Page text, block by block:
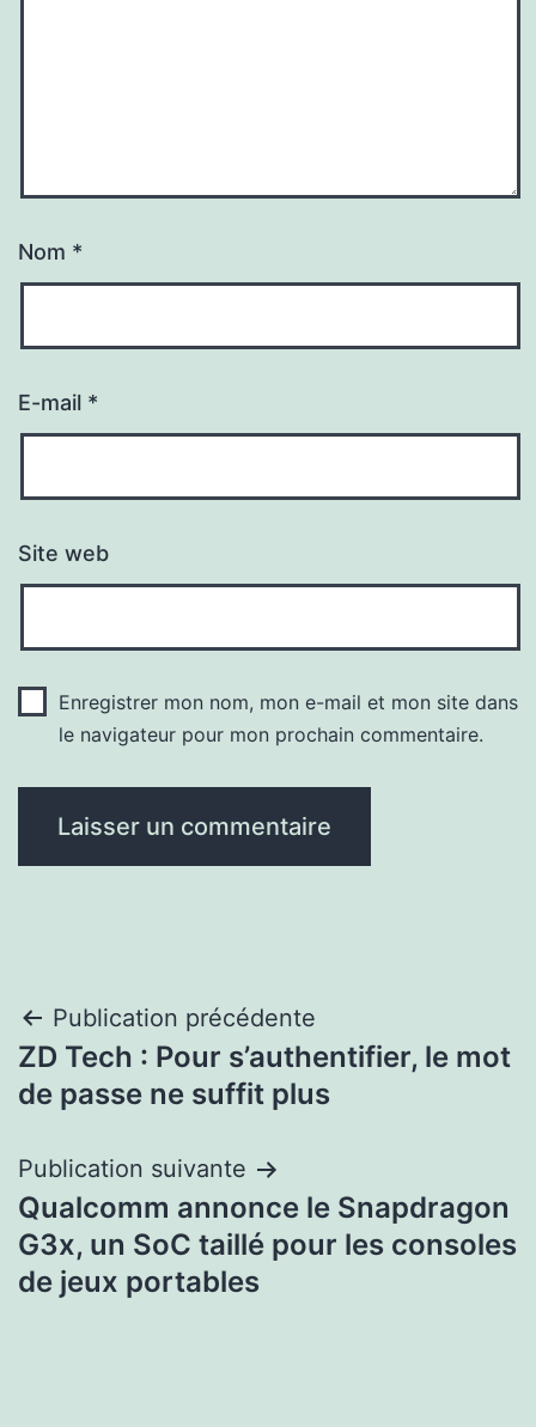
Nom *
E-mail *
Site web
Enregistrer mon nom, mon e-mail et mon site dans
le navigateur pour mon prochain commentaire.
Navigation
de
Publication précédente
ZD Tech : Pour s’authentifier, le mot
de passe ne suffit plus
Publication suivante
Qualcomm annonce le Snapdragon
G3x, un SoC taillé pour les consoles
de jeux portables